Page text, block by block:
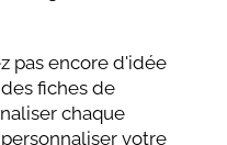
pas encore d'idée
fiches de
chaque
votre